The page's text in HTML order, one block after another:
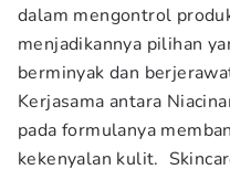
dalam mengontrol
menjadikannya pilihan
berminyak dan
Kerjasama antara
pada formulanya
kekenyalan kulit.